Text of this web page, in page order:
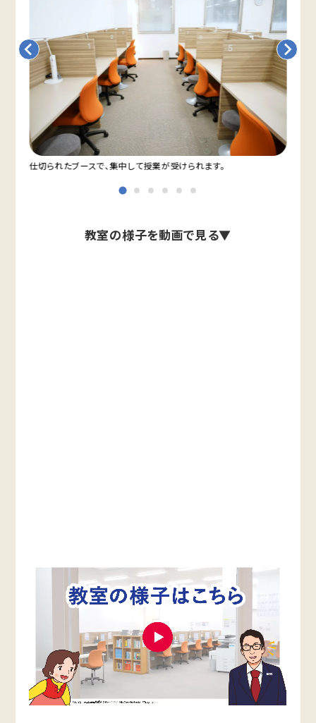
仕切られたブースで、集中して授業が受けられます。
教室の様子を動画で見る▼